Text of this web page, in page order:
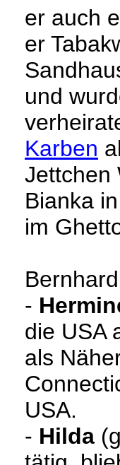
er auch
er
und
Karben
Jettchen
Bianka
im
-
die USA
als
USA.
- Hilda